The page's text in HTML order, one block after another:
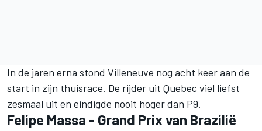
In de jaren erna stond Villeneuve nog acht keer aan de
start in zijn thuisrace. De rijder uit Quebec viel liefst
zesmaal uit en eindigde nooit hoger dan P9.
Felipe Massa - Grand Prix van Brazilië